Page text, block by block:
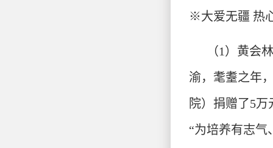
※大爱无疆 热
（1）黄会
渝，耄耋之年
院）捐赠了5
“为培养有志气